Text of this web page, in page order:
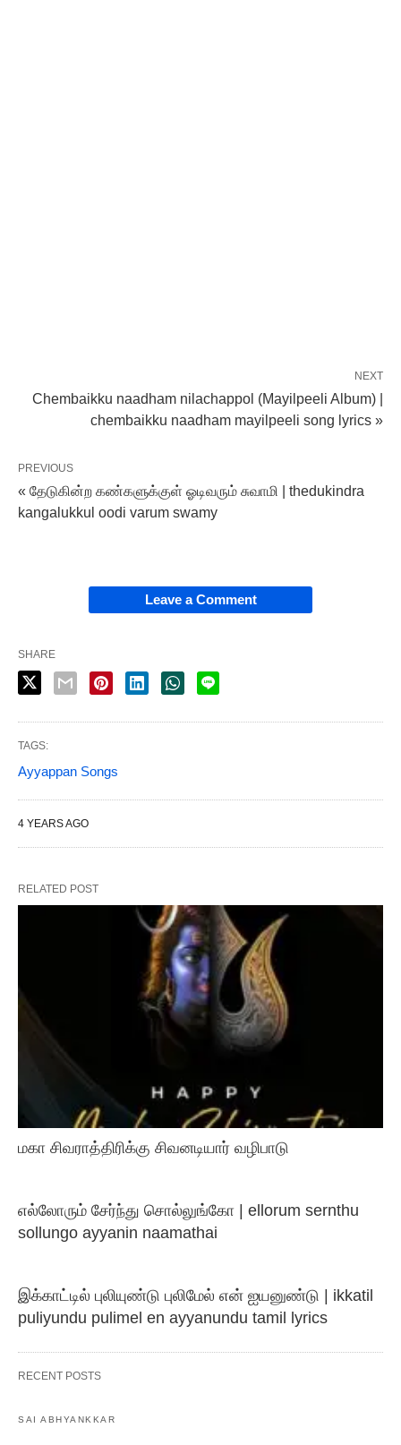
NEXT
Chembaikku naadham nilachappol (Mayilpeeli Album) |
chembaikku naadham mayilpeeli song lyrics »
PREVIOUS
« தேடுகின்ற‌ கண்களுக்குள் ஓடிவரும் சுவாமி | thedukindra
kangalukkul oodi varum swamy
Leave a Comment
SHARE
TAGS:
Ayyappan Songs
4 YEARS AGO
RELATED POST
மகா சிவராத்திரிக்கு சிவனடியார் வழிபாடு
எல்லோரும் சேர்ந்து சொல்லுங்கோ | ellorum sernthu
sollungo ayyanin naamathai
இக்காட்டில் புலியுண்டு புலிமேல் என் ஐயனுண்டு | ikkatil
puliyundu pulimel en ayyanundu tamil lyrics
RECENT POSTS
SAI ABHYANKKAR